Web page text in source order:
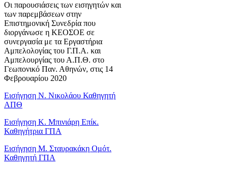
Οι παρουσιάσεις των εισηγητών και
των παρεμβάσεων στην
Επιστημονική Συνεδρία που
διοργάνωσε η ΚΕΟΣΟΕ σε
συνεργασία με τα Εργαστήρια
Αμπελολογίας του Γ.Π.Α. και
Αμπελουργίας του Α.Π.Θ. στο
Γεωπονικό Παν. Αθηνών, στις 14
Φεβρουαρίου 2020
Εισήγηση Ν. Νικολάου Καθηγητή
ΑΠΘ
Εισήγηση Κ. Μπινιάρη Επίκ.
Καθηγήτρια ΓΠΑ
Εισήγηση Μ. Σταυρακάκη Ομότ.
Καθηγητή ΓΠΑ